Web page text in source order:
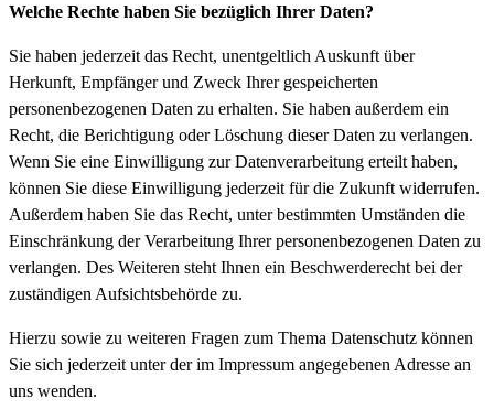
Welche Rechte haben Sie bezüglich Ihrer Daten?
Sie haben jederzeit das Recht, unentgeltlich Auskunft über
Herkunft, Empfänger und Zweck Ihrer gespeicherten
personenbezogenen Daten zu erhalten. Sie haben außerdem ein
Recht, die Berichtigung oder Löschung dieser Daten zu verlangen.
Wenn Sie eine Einwilligung zur Datenverarbeitung erteilt haben,
können Sie diese Einwilligung jederzeit für die Zukunft widerrufen.
Außerdem haben Sie das Recht, unter bestimmten Umständen die
Einschränkung der Verarbeitung Ihrer personenbezogenen Daten zu
verlangen. Des Weiteren steht Ihnen ein Beschwerderecht bei der
zuständigen Aufsichtsbehörde zu.
Hierzu sowie zu weiteren Fragen zum Thema Datenschutz können
Sie sich jederzeit unter der im Impressum angegebenen Adresse an
uns wenden.